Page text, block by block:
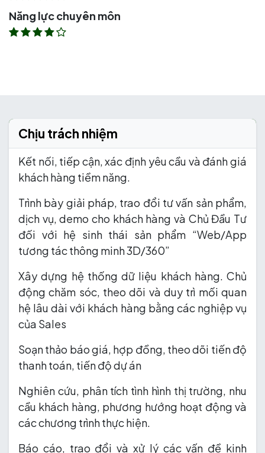
Năng lực chuyên môn
Chịu trách nhiệm
Kết nối, tiếp cận, xác định yêu cầu và đánh giá
khách hàng tiềm năng.
Trình bày giải pháp, trao đổi tư vấn sản phẩm,
dịch vụ, demo cho khách hàng và Chủ Đầu Tư
đối với hệ sinh thái sản phẩm “Web/App
tương tác thông minh 3D/360”
Xây dựng hệ thống dữ liệu khách hàng. Chủ
động chăm sóc, theo dõi và duy trì mối quan
hệ lâu dài với khách hàng bằng các nghiệp vụ
của Sales
Soạn thảo báo giá, hợp đồng, theo dõi tiến độ
thanh toán, tiến độ dự án
Nghiên cứu, phân tích tình hình thị trường, nhu
cầu khách hàng, phương hướng hoạt động và
các chương trình thực hiện.
Báo cáo, trao đổi và xử lý các vấn đề kinh